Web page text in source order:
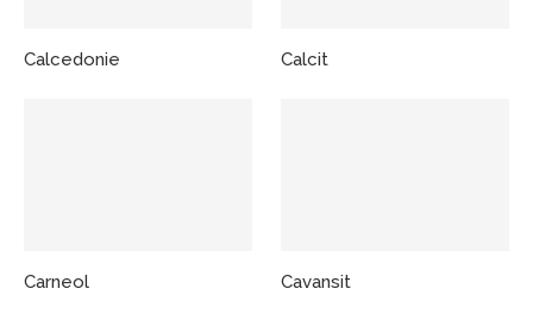
Calcedonie Calcit
Carneol Cavansit